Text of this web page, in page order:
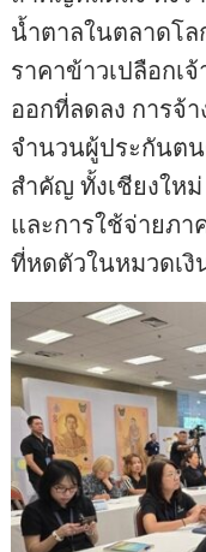
น้ำตาลในตลาดโ
ราคาข้าวเปลือกเ
ออกที่ลดลง การจ้
จำนวนผู้ประกันต
สำคัญ ทั้งเชียงให
และการใช้จ่ายภา
ที่หดตัวในหมวดเ